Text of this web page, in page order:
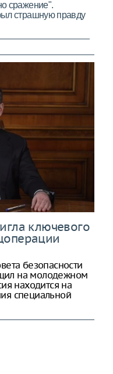
ключевого
безопасности
на молодежном
находится на
специальной